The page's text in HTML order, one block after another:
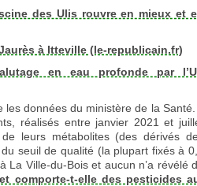
des Ulis rouvre en mieux et
à Itteville (le-republicain.fr)
en eau profonde par
données du ministère de la
réalisés entre janvier 2021 et
leurs métabolites (des dérivés
seuil de qualité (la plupart fixés à
Ville-du-Bois et aucun n’a révélé
comporte-t-elle des pesticides